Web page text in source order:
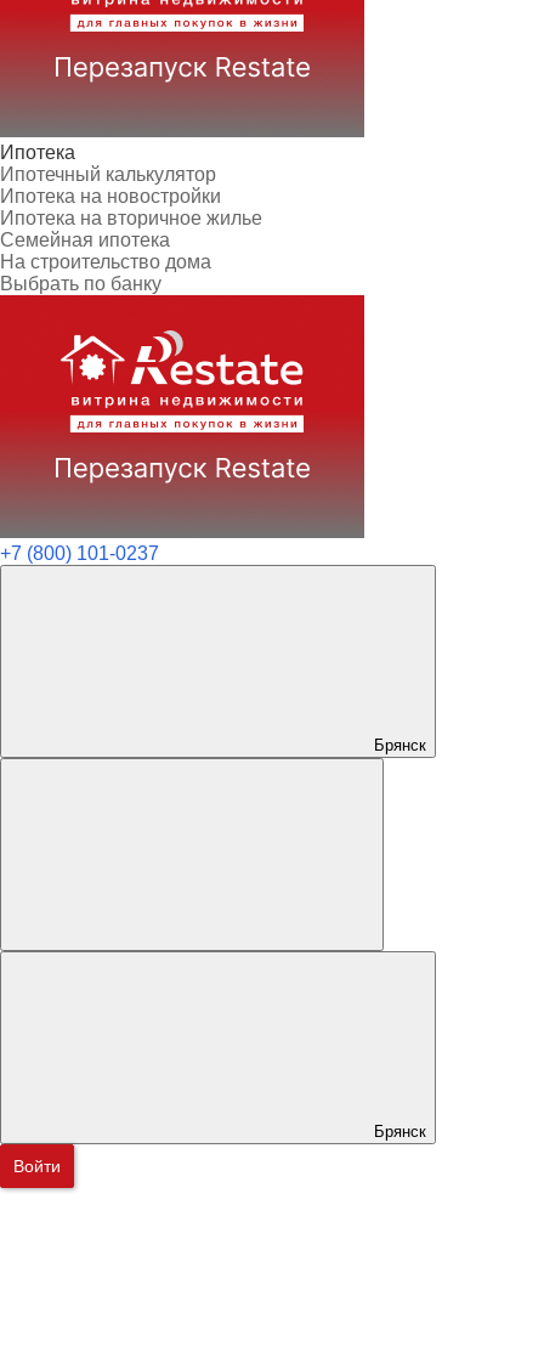
Ипотека
Ипотечный калькулятор
Ипотека на новостройки
Ипотека на вторичное жилье
Семейная ипотека
На строительство дома
Выбрать по банку
+7 (800) 101-0237
Брянск
Брянск
Войти